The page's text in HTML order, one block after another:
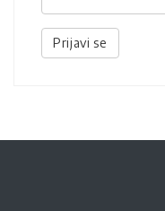
Prijavi se